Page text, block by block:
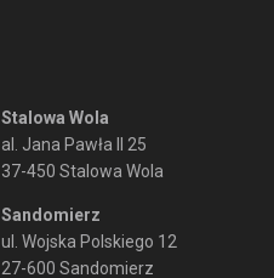
Stalowa Wola
al. Jana Pawła II 25
37-450 Stalowa Wola
Sandomierz
ul. Wojska Polskiego 12
27-600 Sandomierz